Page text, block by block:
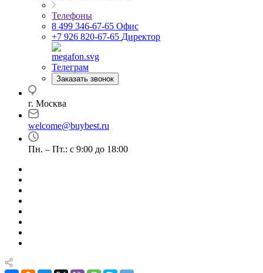
Телефоны
8 499 346-67-65 Офис
+7 926 820-67-65 Директор
Телеграм
Заказать звонок
г. Москва
welcome@buybest.ru
Пн. – Пт.: с 9:00 до 18:00